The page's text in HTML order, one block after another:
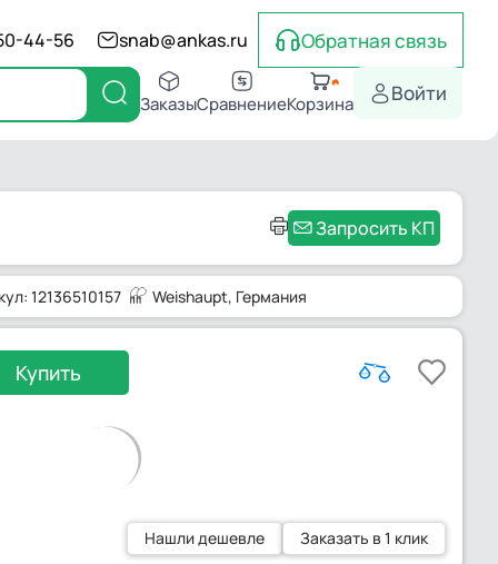
44-56 snab@ankas.ru Обратная связь
ЗаказыСравнениеКорзина Войти
Запросить КП
12136510157 Weishaupt, Германия
Купить
Нашли дешевле Заказать в 1 клик